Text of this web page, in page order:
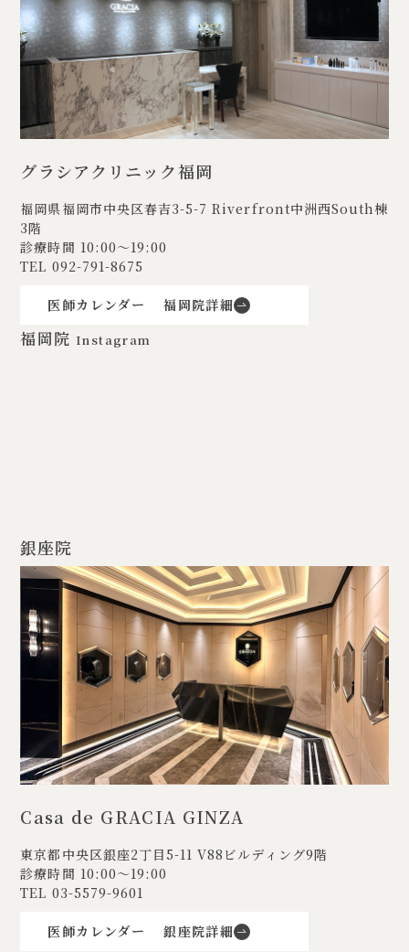
グラシアクリニック福岡
福岡県福岡市中央区春吉3-5-7Riverfront中洲西South棟
3階
診療時間 10:00〜19:00
TEL 092-791-8675
医師カレンダー 福岡院詳細
福岡院 Instagram
銀座院
Casa de GRACIA GINZA
東京都中央区銀座2丁目5-11V88ビルディング9階
診療時間 10:00〜19:00
TEL 03-5579-9601
医師カレンダー 銀座院詳細